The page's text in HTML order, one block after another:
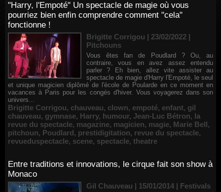
"Harry, l'Empoté" Un spectacle de magie où vous
pourriez bien enfin comprendre comment "cela"
fonctionne !
Brigitte Corrigou | 23/02/2022 |
Pitchouns
Vous êtes fan de Poudlard ? Ou, au
contraire, vous en avez assez entendu
parler ? Eh bien, allez vite assister au
spectacle de magie d'Harry l'Empoté, le seul
et unique magicien diplômé de l'école de Poularde en ce moment en
vacances à Paris pour les congés d'hiver. Vous voyagerez dans son
univers...
Brigitte Corrigou, chauveau, clown, empoté, enfant, gil
chauveau, gymnase, Harry, humour, Jean-Luc Bétron, la
revue du spectacle, magazine, magicien, magie, Marie Bell,
pitchoun, Poudlard, prestidigitation, revue du spectacle,
revueduspectacle, scene, spectacle, theatre
Entre traditions et innovations, le cirque fait son show à
Monaco
Gil Chauveau | 15/01/2014 | Festivals